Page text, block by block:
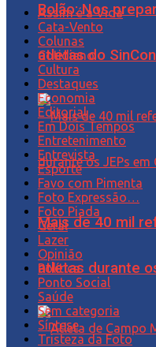
Bolão: Nos
atletas do
Mais de 40 mil
atletas durante
Assim é a Vida
Cata-Vento
Colunas
Cotidiano
Cultura
Destaques
Economia
Editorial
Em Dois Tempos
Entretenimento
Entrevista
Esporte
Favo com Pimenta
Foto Expressão…
Foto Piada
Geral
Lazer
Opinião
Política
Ponto Social
Saúde
Sem categoria
Síntese
Tristeza da Foto